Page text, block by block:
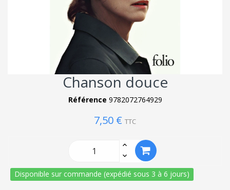
Chanson douce
Référence 9782072764929
7,50 € TTC
Disponible sur commande (expédié sous 3 à 6 jours)